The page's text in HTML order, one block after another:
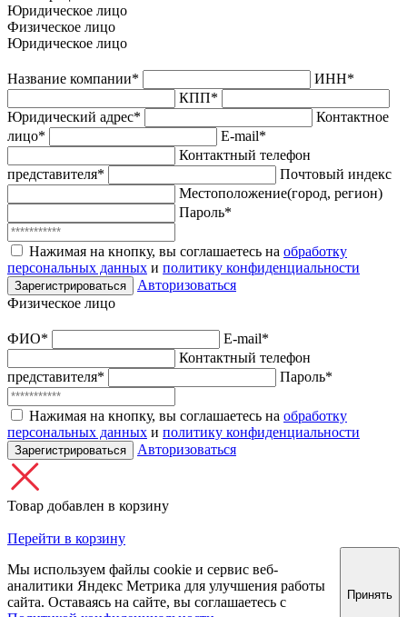
Юридическое лицо
Физическое лицо
Юридическое лицо
Название компании*
ИНН*
КПП*
Юридический адрес*
Контактное
лицо*
E-mail*
Контактный телефон
представителя*
Почтовый индекс
Местоположение(город, регион)
Пароль*
Нажимая на кнопку, вы соглашаетесь на обработку
персональных данных и политику конфиденциальности
Зарегистрироваться
Авторизоваться
Физическое лицо
ФИО*
E-mail*
Контактный телефон
представителя*
Пароль*
Нажимая на кнопку, вы соглашаетесь на обработку
персональных данных и политику конфиденциальности
Зарегистрироваться Авторизоваться
Товар добавлен в корзину
Перейти в корзину
Мы используем файлы cookie и сервис веб-
аналитики Яндекс Метрика для улучшения работы
сайта. Оставаясь на сайте, вы соглашаетесь с
Принять